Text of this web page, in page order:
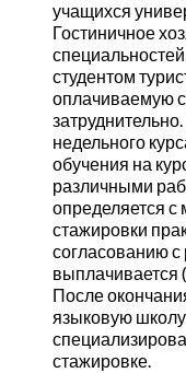
учащихся
Гостиничное
студентом
оплачиваемую
недельного
обучения на
различными
определяется
стажировки
согласованию
выплачивается
После
языковую
стажировке.